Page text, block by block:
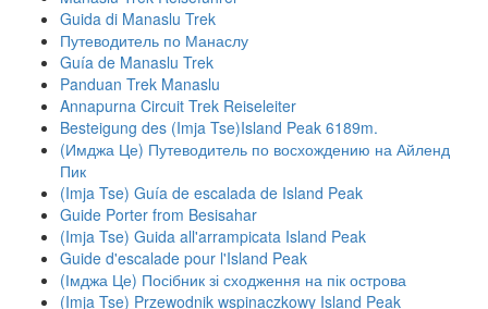
Guida di Manaslu Trek
Путеводитель по Манаслу
Guía de Manaslu Trek
Panduan Trek Manaslu
Annapurna Circuit Trek Reiseleiter
Besteigung des (Imja Tse)Island Peak 6189m.
(Имджа Це) Путеводитель по восхождению на Айленд
Пик
(Imja Tse) Guía de escalada de Island Peak
Guide Porter from Besisahar
(Imja Tse) Guida all'arrampicata Island Peak
Guide d'escalade pour l'Island Peak
(Імджа Це) Посібник зі сходження на пік острова
(Imja Tse) Przewodnik wspinaczkowy Island Peak